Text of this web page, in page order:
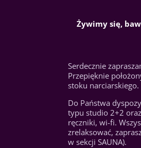
Żywimy się,
Serdecznie
Przepięknie
stoku narciarskiego.
Do Państwa
typu studio 2+2
ręczniki, wi-fi.
zrelaksować,
w sekcji SAUNA).